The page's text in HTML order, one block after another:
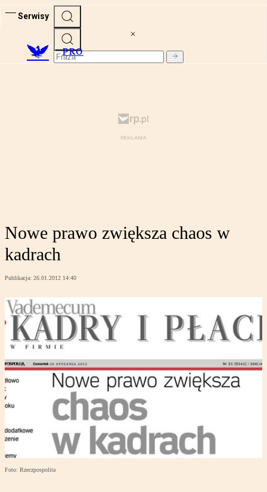
Serwisy
PRO
Nowe prawo zwiększa chaos w
kadrach
Publikacja: 26.01.2012 14:40
Foto: Rzeczpospolita